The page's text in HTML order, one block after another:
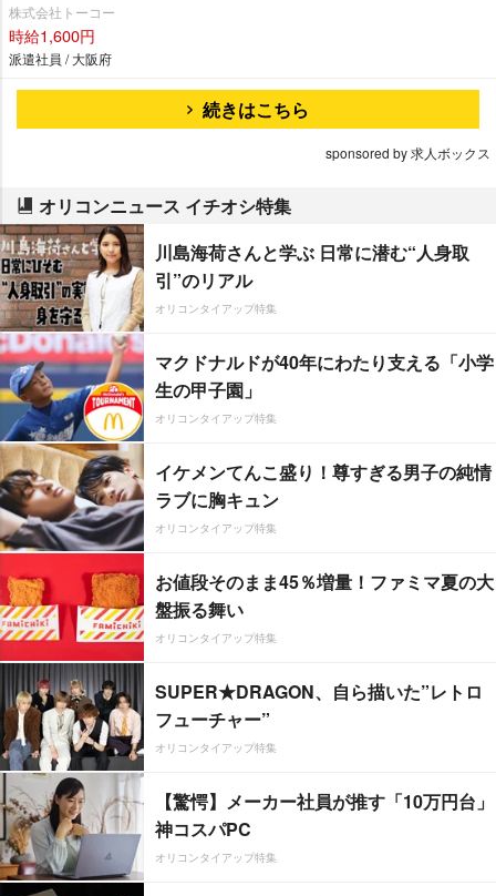
株式会社トーコー
時給1,600円
派遣社員 / 大阪府
続きはこちら
sponsored by 求人ボックス
オリコンニュース イチオシ特集
川島海荷さんと学ぶ 日常に潜む“人身取
引”のリアル
オリコンタイアップ特集
マクドナルドが40年にわたり支える「小学
生の甲子園」
オリコンタイアップ特集
イケメンてんこ盛り！尊すぎる男子の純情
ラブに胸キュン
オリコンタイアップ特集
お値段そのまま45％増量！ファミマ夏の大
盤振る舞い
オリコンタイアップ特集
SUPER★DRAGON、自ら描いた”レトロ
フューチャー”
オリコンタイアップ特集
【驚愕】メーカー社員が推す「10万円台」
神コスパPC
オリコンタイアップ特集